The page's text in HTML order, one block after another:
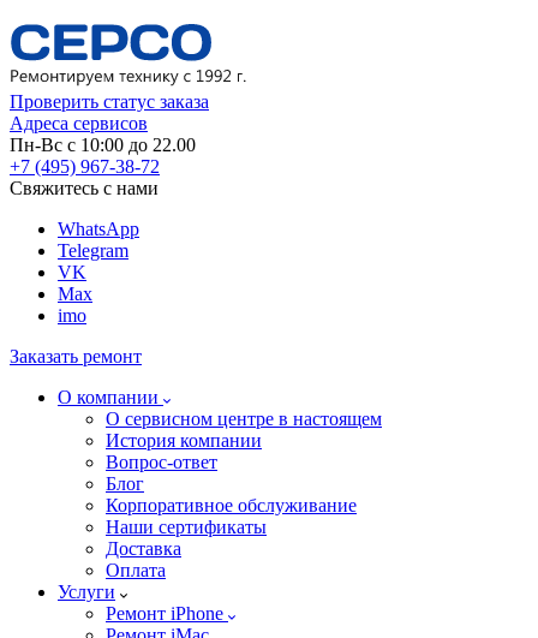
Проверить статус заказа
Адреса сервисов
Пн-Вс с 10:00 до 22.00
+7 (495) 967-38-72
Свяжитесь с нами
WhatsApp
Telegram
VK
Max
imo
Заказать ремонт
О компании
О сервисном центре в настоящем
История компании
Вопрос-ответ
Блог
Корпоративное обслуживание
Наши сертификаты
Доставка
Оплата
Услуги
Ремонт iPhone